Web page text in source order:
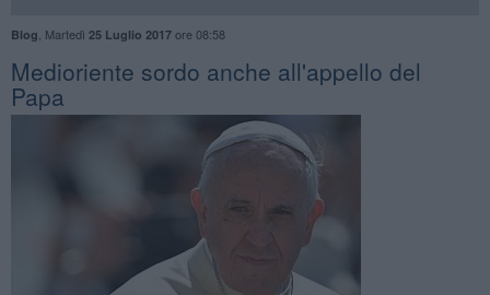
Blog Martedì 25 Luglio 2017ore 08:58
Medioriente sordo anche all'appello del
Papa